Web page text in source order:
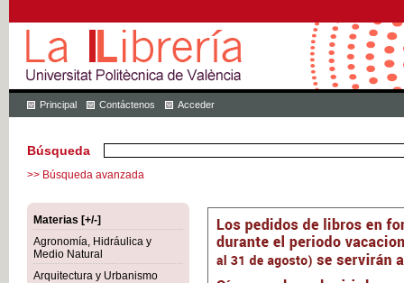
Principal Contáctenos Acceder
Búsqueda
>> Búsqueda avanzada
Materias [+/-]
Agronomía, Hidráulica y
Medio Natural
Arquitectura y Urbanismo